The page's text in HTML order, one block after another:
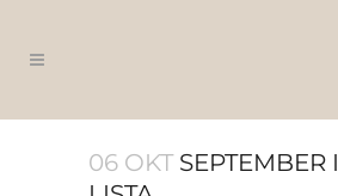
06 OKTSEPTEMBER